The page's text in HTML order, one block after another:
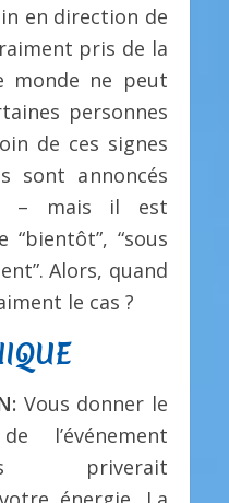
en direction de
pris de la
monde ne peut
personnes
de ces signes
sont annoncés
– mais il est
“sous
Alors, quand
le cas ?
Vous donner le
l’événement
priverait